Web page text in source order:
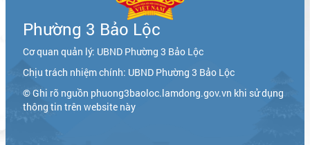
Phường 3 Bảo Lộc
Cơ quan quản lý: UBND Phường 3 Bảo Lộc
Chịu trách nhiệm chính: UBND Phường 3 Bảo Lộc
© Ghi rõ nguồn phuong3baoloc.lamdong.gov.vn khi sử dụng
thông tin trên website này